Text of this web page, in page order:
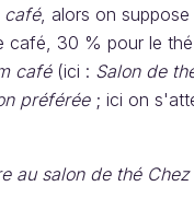
café, alors on suppose
30 % pour le
café(ici : Salon de
préférée; ici on
au salon de thé